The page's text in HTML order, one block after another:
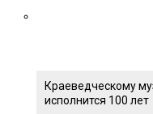
Краеведческому
исполнится 100 лет